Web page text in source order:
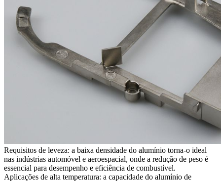
Requisitos de leveza: a baixa densidade do alumínio torna-o ideal
nas indústrias automóvel e aeroespacial, onde a redução de peso é
essencial para desempenho e eficiência de combustível.
Aplicações de alta temperatura: a capacidade do alumínio de